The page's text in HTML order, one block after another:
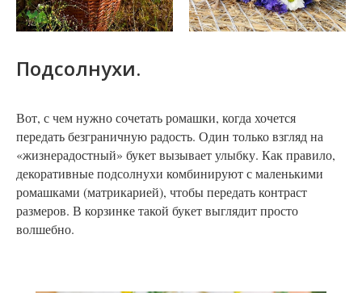
Подсолнухи.
Вот, с чем нужно сочетать ромашки, когда хочется
передать безграничную радость. Один только взгляд на
«жизнерадостный» букет вызывает улыбку. Как правило,
декоративные подсолнухи комбинируют с маленькими
ромашками (матрикарией), чтобы передать контраст
размеров. В корзинке такой букет выглядит просто
волшебно.